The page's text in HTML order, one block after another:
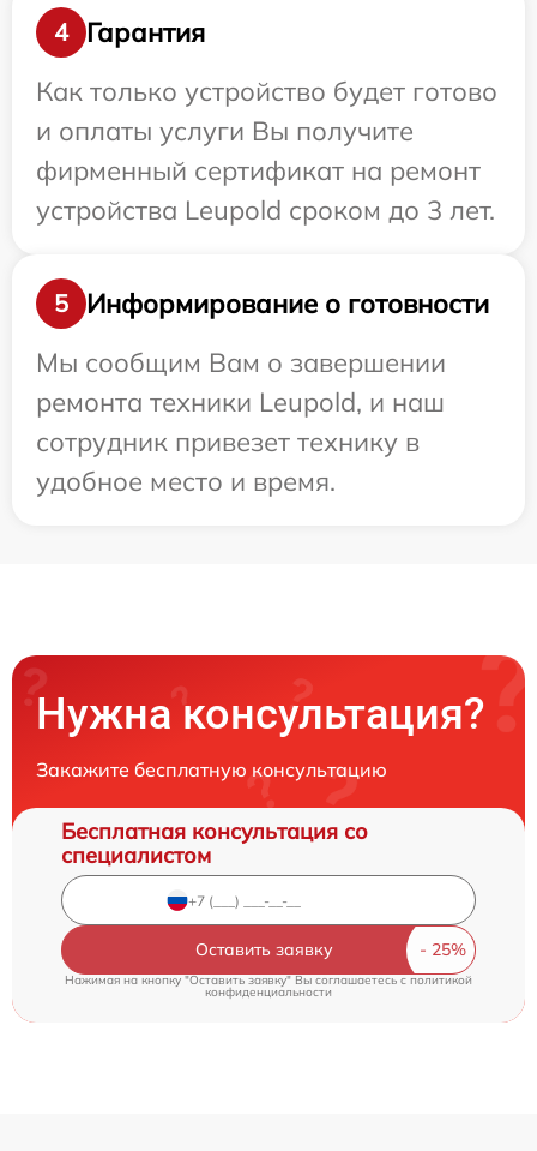
4
Гарантия
Как только устройство будет готово
и оплаты услуги Вы получите
фирменный сертификат на ремонт
устройства Leupold сроком до 3 лет.
5
Информирование о готовности
Мы сообщим Вам о завершении
ремонта техники Leupold, и наш
сотрудник привезет технику в
удобное место и время.
Нужна консультация?
Закажите бесплатную консультацию
Бесплатная консультация со
специалистом
Оставить заявку
Нажимая на кнопку "Оставить заявку" Вы соглашаетесь cполитикой
конфиденциальности